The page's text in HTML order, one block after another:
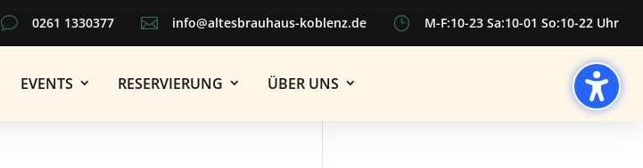
} M-F:10-23 Sa:10-01 So:10-22 Uhr
 info@altesbrauhaus-koblenz.de
v 0261 1330377
EVENTS RESERVIERUNG ÜBER UNS